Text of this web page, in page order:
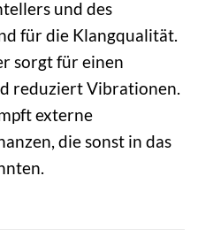
und des
für die Klangqualität.
sorgt für einen
reduziert Vibrationen.
externe
die sonst in das